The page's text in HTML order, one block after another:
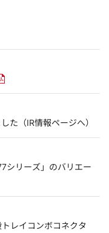
リンクを新しいウィンド
た（IR情報ページへ）
シリーズ」のバリエー
レイコンボコネクタ